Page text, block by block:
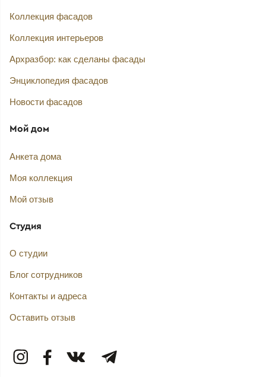
Коллекция фасадов
Коллекция интерьеров
Архразбор: как сделаны фасады
Энциклопедия фасадов
Новости фасадов
Мой дом
Анкета дома
Моя коллекция
Мой отзыв
Студия
О студии
Блог сотрудников
Контакты и адреса
Оставить отзыв